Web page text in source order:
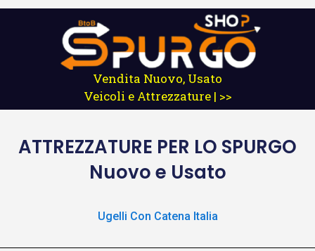
Vendita Nuovo, Usato
Veicoli e Attrezzature | >>
ATTREZZATURE PER LO SPURGO
Nuovo e Usato
Ugelli Con Catena Italia